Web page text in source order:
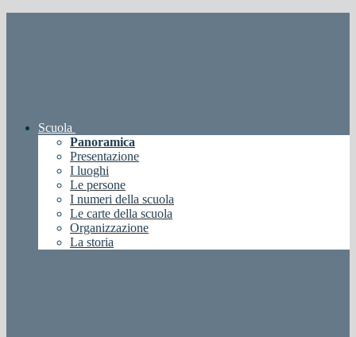
Scuola
Panoramica
Presentazione
I luoghi
Le persone
I numeri della scuola
Le carte della scuola
Organizzazione
La storia